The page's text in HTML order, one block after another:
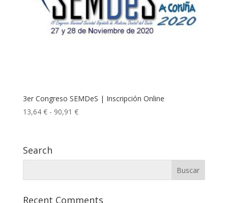
3er Congreso SEMDeS | Inscripción Online
13,64 € - 90,91 €Rango
13,64 €
90,91 €
Search
Recent Comments